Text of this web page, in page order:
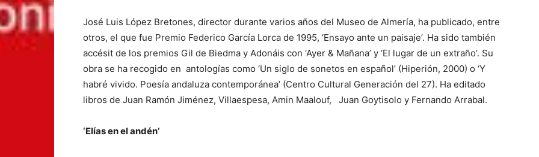
José Luis López Bretones, director durante varios años del Museo de Almería, ha publicado, entre
otros, el que fue Premio Federico García Lorca de 1995, ‘Ensayo ante un paisaje’. Ha sido también
accésit de los premios Gil de Biedma y Adonáis con ‘Ayer & Mañana’ y ‘El lugar de un extraño’. Su
obra se ha recogido en antologías como ‘Un siglo de sonetos en español’ (Hiperión, 2000) o ‘Y
habré vivido. Poesía andaluza contemporánea’ (Centro Cultural Generación del 27). Ha editado
libros de Juan Ramón Jiménez, Villaespesa, Amin Maalouf, Juan Goytisolo y Fernando Arrabal.
‘Elías en el andén’